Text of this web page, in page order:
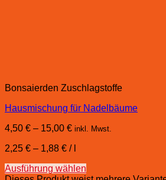
Bonsaierden Zuschlagstoffe
Hausmischung für Nadelbäume
4,50 € – 15,00 € inkl. Mwst.
2,25 € – 1,88 € /
Ausführung wählen